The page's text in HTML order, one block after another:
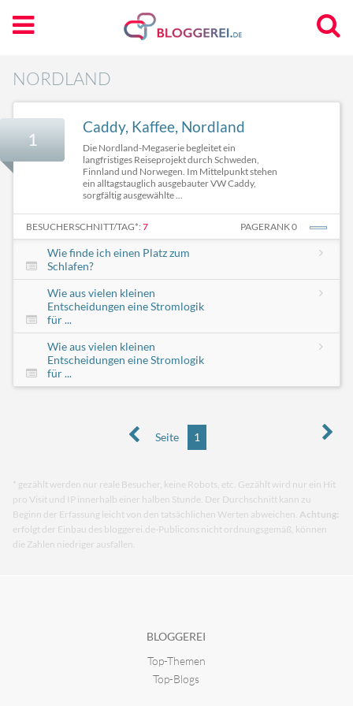
NORDLAND
1
Caddy, Kaffee, Nordland
Die Nordland-Megaserie begleitet ein
langfristiges Reiseprojekt durch Schweden,
Finnland und Norwegen. Im Mittelpunkt stehen
ein alltagstauglich ausgebauter VW Caddy,
sorgfältig ausgewählte ...
BESUCHERSCHNITT/TAG*: 7 PAGERANK 0
Wie finde ich einen Platz zum
Schlafen?
Wie aus vielen kleinen
Entscheidungen eine Stromlogik
für ...
Wie aus vielen kleinen
Entscheidungen eine Stromlogik
für ...
Seite 1
* gezählt werden nur reale Besucher, keine Robots, etc. Gezählt wird nur ein Hit
pro Visit und IP innerhalb einer halben Stunde. Der Durchschnitt kann zu
Beginn der Erfassung leicht von den tatsächlichen Werten abweichen. Achtung:
erfolgt der Einbau des bloggerei.de-Publicons nicht ordnungsgemäß, können
die Zahlen niedriger ausfallen.
BLOGGEREI
Top-Themen
Top-Blogs